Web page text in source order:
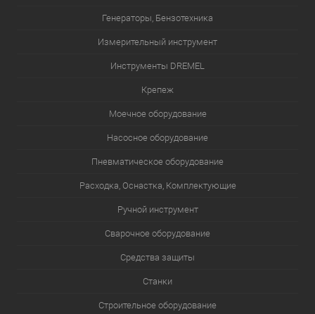
Генераторы, Бензотехника
Измерительный инструмент
Инструменты DREMEL
Крепеж
Моечное оборудование
Насосное оборудование
Пневматическое оборудование
Расходка, Оснастка, Комплектующие
Ручной инструмент
Сварочное оборудование
Средства защиты
Станки
Строительное оборудование